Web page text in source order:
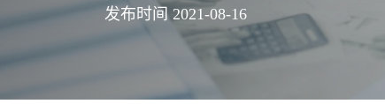
发布时间 2021-08-16